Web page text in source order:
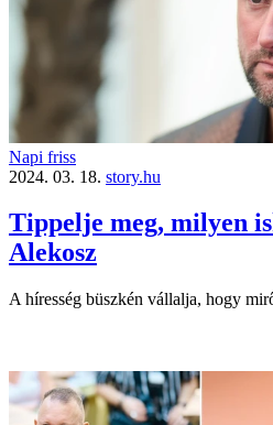
Napi friss
2024. 03. 18. story.hu
Tippelje meg, milyen
Alekosz
A híresség büszkén vállalja, hogy